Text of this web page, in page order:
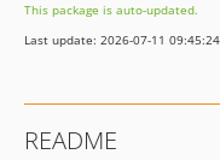
1.8.869
1.8.852
1.8.849
This package is auto-updated.
Last update: 2026-07-11 09:45:24
README